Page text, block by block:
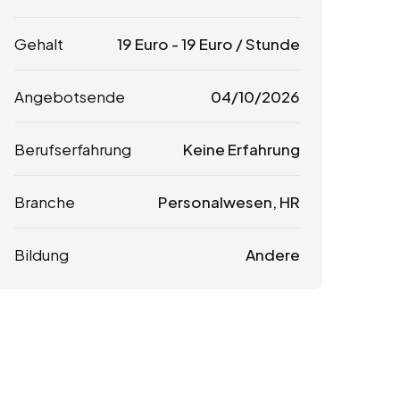
Gehalt 19 Euro -19 Euro / Stunde
Angebotsende 04/10/2026
Berufserfahrung Keine Erfahrung
Branche Personalwesen, HR
Bildung Andere